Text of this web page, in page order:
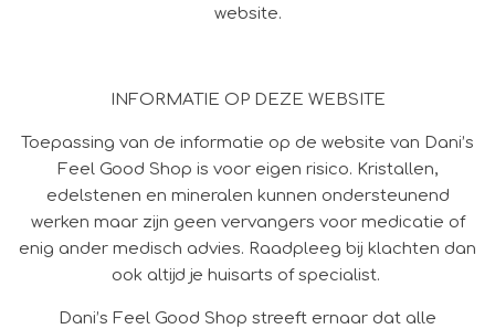
website.
INFORMATIE OP DEZE WEBSITE
Toepassing van de informatie op de website van Dani’s
Feel Good Shop is voor eigen risico. Kristallen,
edelstenen en mineralen kunnen ondersteunend
werken maar zijn geen vervangers voor medicatie of
enig ander medisch advies. Raadpleeg bij klachten dan
ook altijd je huisarts of specialist.
Dani’s Feel Good Shop streeft ernaar dat alle